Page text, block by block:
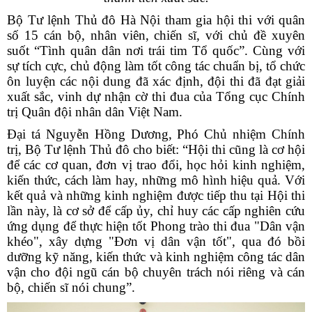
Bộ Tư lệnh Thủ đô Hà Nội tham gia hội thi với quân
số 15 cán bộ, nhân viên, chiến sĩ, với chủ đề xuyên
suốt “Tình quân dân nơi trái tim Tổ quốc”. Cùng với
sự tích cực, chủ động làm tốt công tác chuẩn bị, tổ chức
ôn luyện các nội dung đã xác định, đội thi đã đạt giải
xuất sắc, vinh dự nhận cờ thi đua của Tổng cục Chính
trị Quân đội nhân dân Việt Nam.
Đại tá Nguyễn Hồng Dương, Phó Chủ nhiệm Chính
trị, Bộ Tư lệnh Thủ đô cho biết: “Hội thi cũng là cơ hội
để các cơ quan, đơn vị trao đổi, học hỏi kinh nghiệm,
kiến thức, cách làm hay, những mô hình hiệu quả. Với
kết quả và những kinh nghiệm được tiếp thu tại Hội thi
lần này, là cơ sở để cấp ủy, chỉ huy các cấp nghiên cứu
ứng dụng để thực hiện tốt Phong trào thi đua "Dân vận
khéo", xây dựng "Đơn vị dân vận tốt", qua đó bồi
dưỡng kỹ năng, kiến thức và kinh nghiệm công tác dân
vận cho đội ngũ cán bộ chuyên trách nói riêng và cán
bộ, chiến sĩ nói chung”.